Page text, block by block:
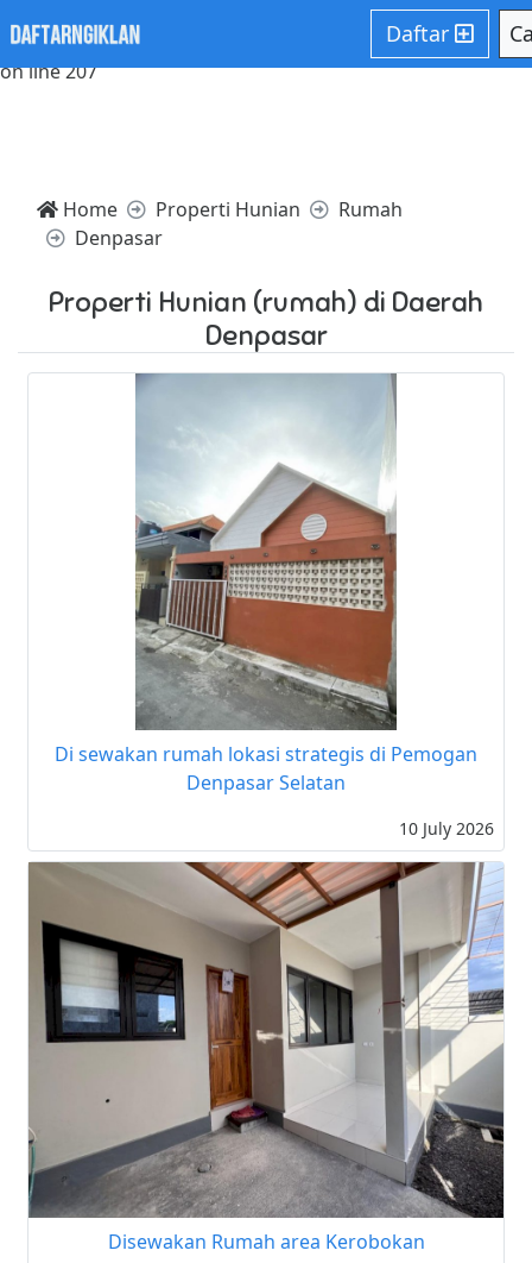
Notice: Trying to access array offset on value of type null in
/home/websiteden/public_html/daftarngiklan.com/core/
on line 207
Daftar
Home Properti Hunian
Rumah
Denpasar
Properti Hunian (rumah) di Daerah
Denpasar
Di sewakan rumah lokasi strategis di Pemogan
Denpasar Selatan
10 July 2026
Disewakan Rumah area Kerobokan